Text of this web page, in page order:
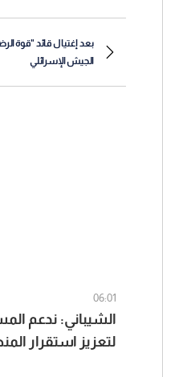
بعد إغتيال قائد "قوة
الجيش الإسرائلي
06:01
الشيباني: ندعم
لتعزيز استقرار